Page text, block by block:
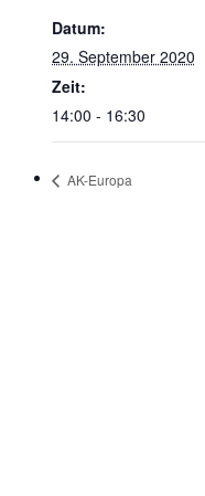
Datum:
29. September 2020
Zeit:
14:00 - 16:30
AK-Europa